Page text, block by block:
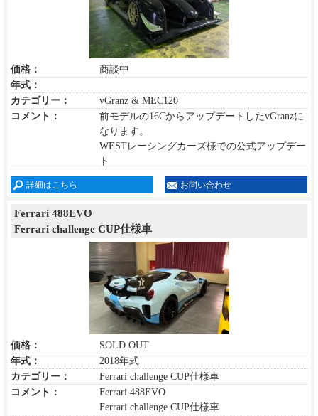
価格：
商談中
年式：
カテゴリー：
vGranz & MEC120
コメント：
前モデルの16CからアップデートしたvGranzに
なります。
WESTレーシングカーズ様での公式アップデー
ト
詳細はこちら お問い合わせ
Ferrari 488EVO
Ferrari challenge CUP仕様車
価格：
SOLD OUT
年式：
2018年式
カテゴリー：
Ferrari challenge CUP仕様車
コメント：
Ferrari 488EVO
Ferrari challenge CUP仕様車